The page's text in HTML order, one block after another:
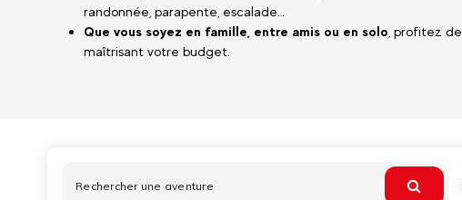
randonnée, parapente, escalade…
Que vous soyez en famille, entre amis ou en solo , profitez
maîtrisant votre budget.